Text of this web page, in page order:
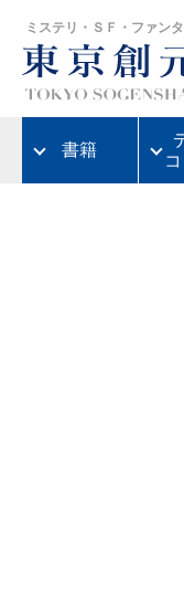
ミステリ・ＳＦ・ファン
書籍